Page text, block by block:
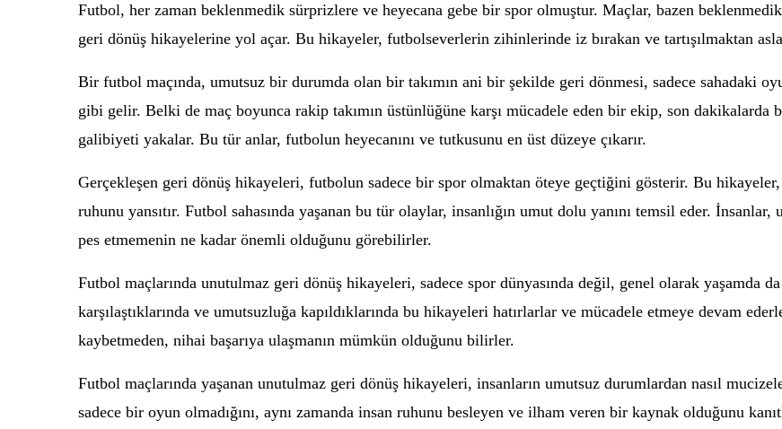
Futbol, her zaman beklenmedik sürprizlere ve heyecana gebe bir spor olmuştur. Maçlar, bazen
geri dönüş hikayelerine yol açar. Bu hikayeler, futbolseverlerin zihinlerinde iz bırakan ve tartışılmaktan
Bir futbol maçında, umutsuz bir durumda olan bir takımın ani bir şekilde geri dönmesi, sadece sahadaki
gibi gelir. Belki de maç boyunca rakip takımın üstünlüğüne karşı mücadele eden bir ekip, son
galibiyeti yakalar. Bu tür anlar, futbolun heyecanını ve tutkusunu en üst düzeye çıkarır.
Gerçekleşen geri dönüş hikayeleri, futbolun sadece bir spor olmaktan öteye geçtiğini gösterir. Bu hikayeler,
ruhunu yansıtır. Futbol sahasında yaşanan bu tür olaylar, insanlığın umut dolu yanını temsil eder.
pes etmemenin ne kadar önemli olduğunu görebilirler.
Futbol maçlarında unutulmaz geri dönüş hikayeleri, sadece spor dünyasında değil, genel olarak
karşılaştıklarında ve umutsuzluğa kapıldıklarında bu hikayeleri hatırlarlar ve mücadele etmeye devam
kaybetmeden, nihai başarıya ulaşmanın mümkün olduğunu bilirler.
Futbol maçlarında yaşanan unutulmaz geri dönüş hikayeleri, insanların umutsuz durumlardan nasıl
sadece bir oyun olmadığını, aynı zamanda insan ruhunu besleyen ve ilham veren bir kaynak olduğunu